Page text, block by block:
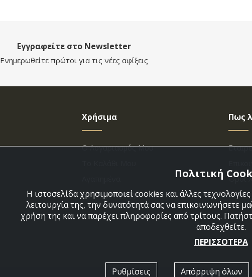
Εγγραφείτε στο Newsletter
Ενημερωθείτε πρώτοι για τις νέες αφίξεις
Χρήσιμα
Ο Λογαριασμός Μου
Εξέλιξη Παραγγελίας
Πως
Όροι
Πολιτική
Η ιστοσελίδα χρησιμοποιεί cookies και άλλες
λειτουργία της, την δυνατότητά σας να επικοινωνήσετε
χρήση της και να παρέχει πληροφορίες από τρίτους.
αποδεχθείτε.
ΠΕΡΙΣΣΟΤΕΡΑ
Ρυθμίσεις Απόρριψη όλων